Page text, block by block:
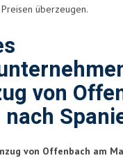
überzeugen.
von
von Offenbach am